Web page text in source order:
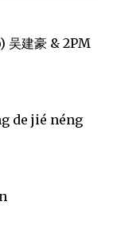
吴建豪 & 2PM
de jié néng